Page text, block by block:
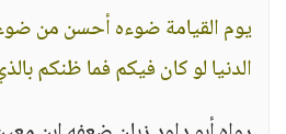
يوم القيامة ضوءه أحسن من
الدنيا لو كان فيكم فما ظنكم